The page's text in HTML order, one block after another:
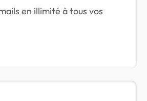
en illimité à tous vos